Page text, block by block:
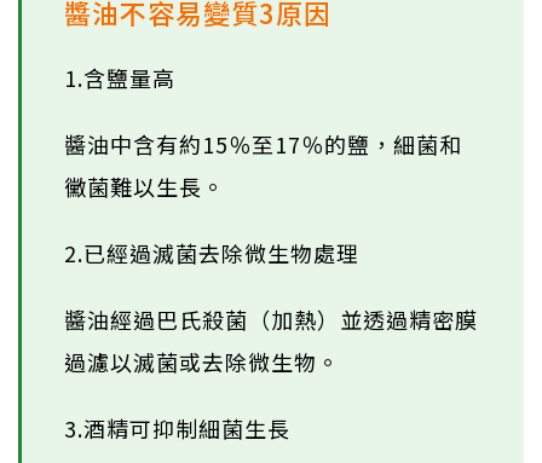
醬油不容易變質3原因
1.含鹽量高
醬油中含有約15％至17％的鹽，細菌和
黴菌難以生長。
2.已經過滅菌去除微生物處理
醬油經過巴氏殺菌（加熱）並透過精密膜
過濾以滅菌或去除微生物。
3.酒精可抑制細菌生長